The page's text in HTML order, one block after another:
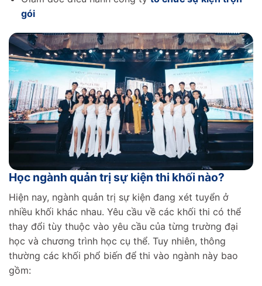
gói
Học ngành quản trị sự kiện thi khối nào?
Hiện nay, ngành quản trị sự kiện đang xét tuyển ở
nhiều khối khác nhau. Yêu cầu về các khối thi có thể
thay đổi tùy thuộc vào yêu cầu của từng trường đại
học và chương trình học cụ thể. Tuy nhiên, thông
thường các khối phổ biến để thi vào ngành này bao
gồm: